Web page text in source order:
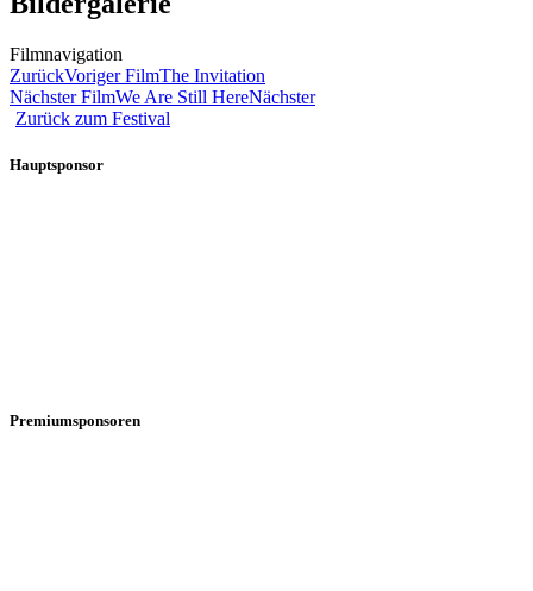
Filmnavigation
ZurückVoriger FilmThe Invitation
Nächster FilmWe Are Still HereNächster
Zurück zum Festival
Hauptsponsor
Premiumsponsoren